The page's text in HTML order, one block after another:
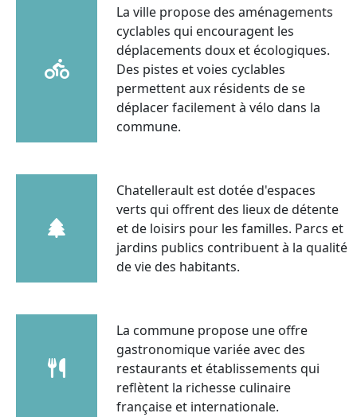
La ville propose des aménagements
cyclables qui encouragent les
déplacements doux et écologiques.
Des pistes et voies cyclables
permettent aux résidents de se
déplacer facilement à vélo dans la
commune.
Chatellerault est dotée d'espaces
verts qui offrent des lieux de détente
et de loisirs pour les familles. Parcs et
jardins publics contribuent à la qualité
de vie des habitants.
La commune propose une offre
gastronomique variée avec des
restaurants et établissements qui
reflètent la richesse culinaire
française et internationale.